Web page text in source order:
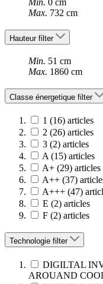
Min. 0 cm
Max. 732 cm
Hauteur filter
Min. 51 cm
Max. 1860 cm
Classe énergetique filter
1 (16) articles
2 (26) articles
3 (2) articles
A (15) articles
A+ (29) articles
A++ (37)
A+++ (47)
E (2) articles
F (2) articles
Technologie filter
DIGILTAL
AROUAND